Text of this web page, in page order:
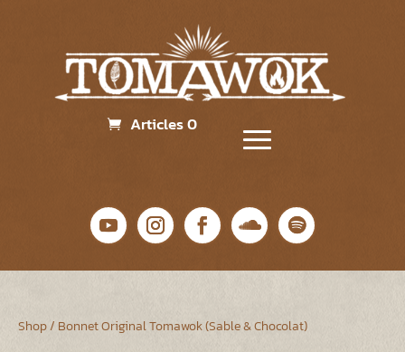
Articles 0
Shop/ Bonnet Original Tomawok (Sable & Chocolat)